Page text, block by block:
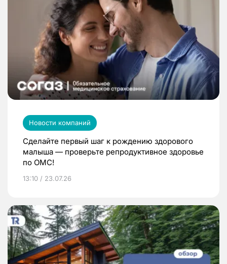
Новости компаний
Сделайте первый шаг к рождению здорового
малыша — проверьте репродуктивное здоровье
по ОМС!
13:10 / 23.07.26